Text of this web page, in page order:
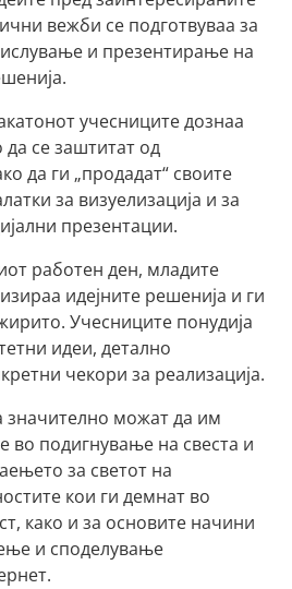
вежби се подготвуваа за
и презентирање на
учесниците дознаа
да се заштитат од
да ги „продадат“ своите
за визуелизација и за
презентации.
работен ден, младите
идејните решенија и ги
Учесниците понудија
идеи, детално
чекори за реализација.
значително можат да им
во подигнување на свеста и
за светот на
кои ги демнат во
како и за основите начини
и споделување